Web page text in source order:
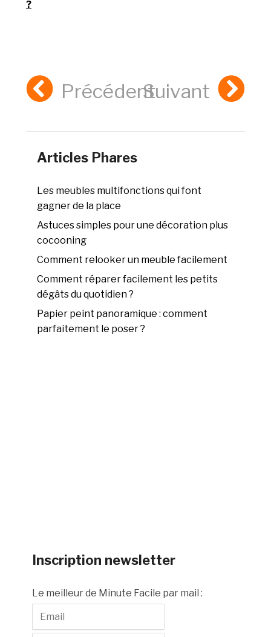
?
PrécédentSuivant
Articles Phares
Les meubles multifonctions qui font
gagner de la place
Astuces simples pour une décoration plus
cocooning
Comment relooker un meuble facilement
Comment réparer facilement les petits
dégâts du quotidien ?
Papier peint panoramique : comment
parfaitement le poser ?
Inscription newsletter
Le meilleur de Minute Facile par mail :